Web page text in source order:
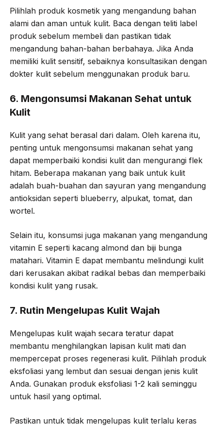
Pilihlah produk kosmetik yang mengandung bahan
alami dan aman untuk kulit. Baca dengan teliti label
produk sebelum membeli dan pastikan tidak
mengandung bahan-bahan berbahaya. Jika Anda
memiliki kulit sensitif, sebaiknya konsultasikan dengan
dokter kulit sebelum menggunakan produk baru.
6. Mengonsumsi Makanan Sehat untuk
Kulit
Kulit yang sehat berasal dari dalam. Oleh karena itu,
penting untuk mengonsumsi makanan sehat yang
dapat memperbaiki kondisi kulit dan mengurangi flek
hitam. Beberapa makanan yang baik untuk kulit
adalah buah-buahan dan sayuran yang mengandung
antioksidan seperti blueberry, alpukat, tomat, dan
wortel.
Selain itu, konsumsi juga makanan yang mengandung
vitamin E seperti kacang almond dan biji bunga
matahari. Vitamin E dapat membantu melindungi kulit
dari kerusakan akibat radikal bebas dan memperbaiki
kondisi kulit yang rusak.
7. Rutin Mengelupas Kulit Wajah
Mengelupas kulit wajah secara teratur dapat
membantu menghilangkan lapisan kulit mati dan
mempercepat proses regenerasi kulit. Pilihlah produk
eksfoliasi yang lembut dan sesuai dengan jenis kulit
Anda. Gunakan produk eksfoliasi 1-2 kali seminggu
untuk hasil yang optimal.
Pastikan untuk tidak mengelupas kulit terlalu keras